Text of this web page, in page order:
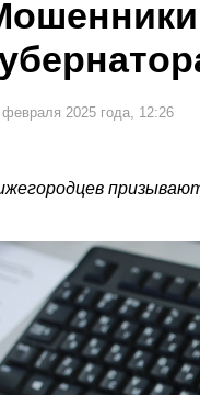
февраля 2025 года, 12:26